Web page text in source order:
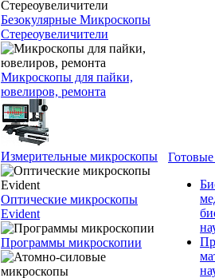
Безокулярные Микроскопы
Стереоувеличители
Микроскопы для пайки,
ювелиров, ремонта
Измерительные микроскопы
Оптические микроскопы
Evident
Программы микроскопии